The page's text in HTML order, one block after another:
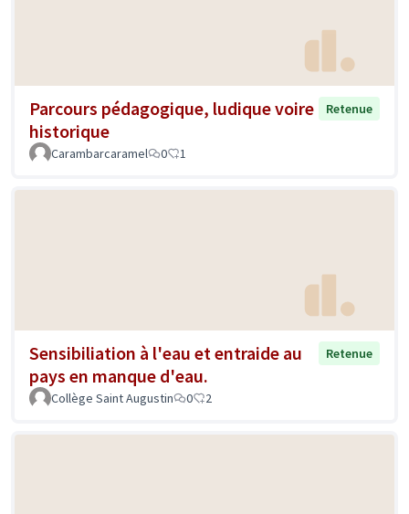
Parcours pédagogique, ludique voire
historique
Retenue
Carambarcaramel 0 1
Sensibiliation à l'eau et entraide au
pays en manque d'eau.
Retenue
Collège Saint Augustin 0 2